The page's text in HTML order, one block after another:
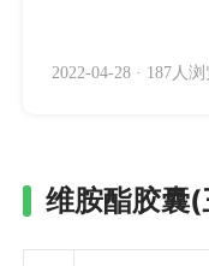
2022-04-28 · 187人
维胺酯胶囊